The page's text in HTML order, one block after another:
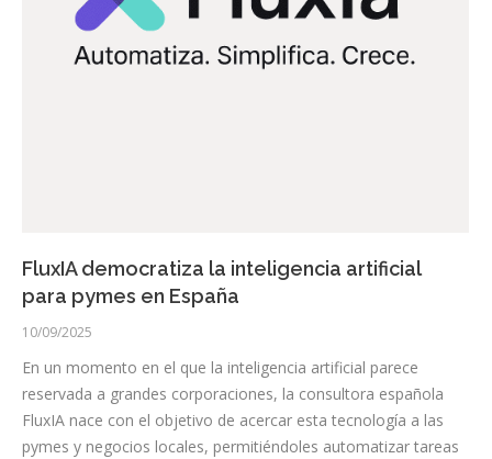
FluxIA democratiza la inteligencia artificial
para pymes en España
10/09/2025
En un momento en el que la inteligencia artificial parece
reservada a grandes corporaciones, la consultora española
FluxIA nace con el objetivo de acercar esta tecnología a las
pymes y negocios locales, permitiéndoles automatizar tareas